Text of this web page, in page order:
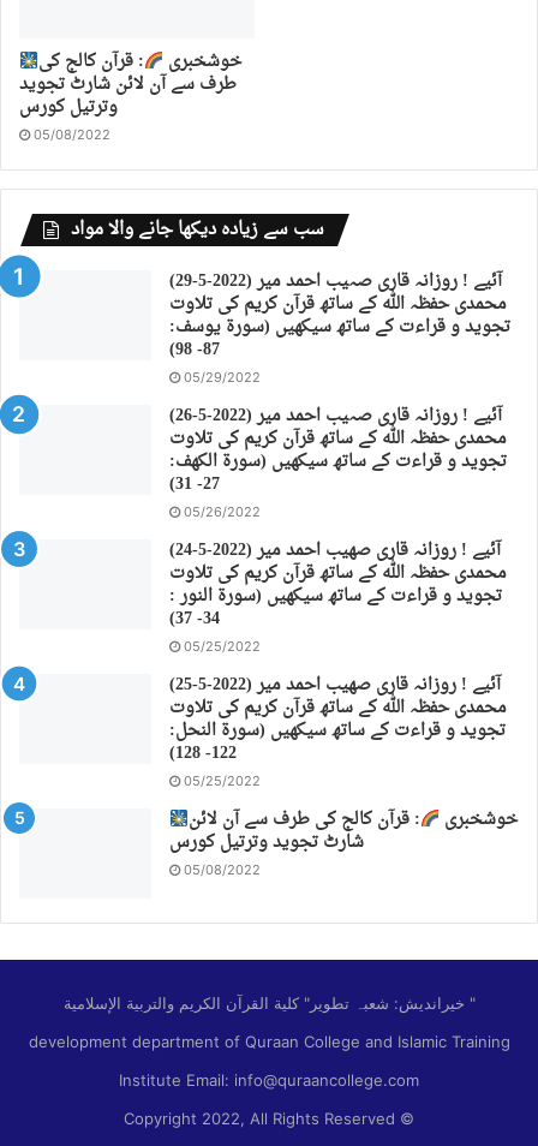
خوشخبری : قرآن کالج کی
طرف سے آن لائن شارٹ تجوید
وترتیل کورس
05/08/2022
سب سے زیادہ دیکھا جانے والا مواد
(29-5-2022) آئیے ! روزانہ قاری صہیب احمد میر
محمدی حفظہ اللہ کے ساتھ قرآن کریم کی تلاوت
تجوید و قراءت کے ساتھ سیکھیں (سورة يوسف:
87- 98)
05/29/2022
(26-5-2022) آئیے ! روزانہ قاری صہیب احمد میر
محمدی حفظہ اللہ کے ساتھ قرآن کریم کی تلاوت
تجوید و قراءت کے ساتھ سیکھیں (سورة الكهف:
27- 31)
05/26/2022
(24-5-2022) آئیے ! روزانہ قاری صهیب احمد میر
محمدی حفظہ اللہ کے ساتھ قرآن کریم کی تلاوت
تجوید و قراءت کے ساتھ سیکھیں (سورة النور :
34- 37)
05/25/2022
(25-5-2022) آئیے ! روزانہ قاری صهیب احمد میر
محمدی حفظہ اللہ کے ساتھ قرآن کریم کی تلاوت
تجوید و قراءت کے ساتھ سیکھیں (سورة النحل:
122- 128)
05/25/2022
خوشخبری : قرآن کالج کی طرف سے آن لائن
شارٹ تجوید وترتیل کورس
05/08/2022
خیراندیش: شعبہ تطویر" كلية القرآن الكريم والتربية الإسلامية "
development department of Quraan College and Islamic Training
Institute Email: info@quraancollege.com
Copyright 2022, All Rights Reserved ©